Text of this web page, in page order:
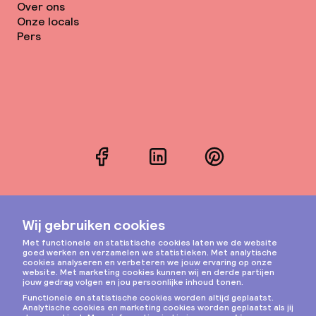
Over ons
Onze locals
Pers
FacebookLinkedInPinterest
Instagram